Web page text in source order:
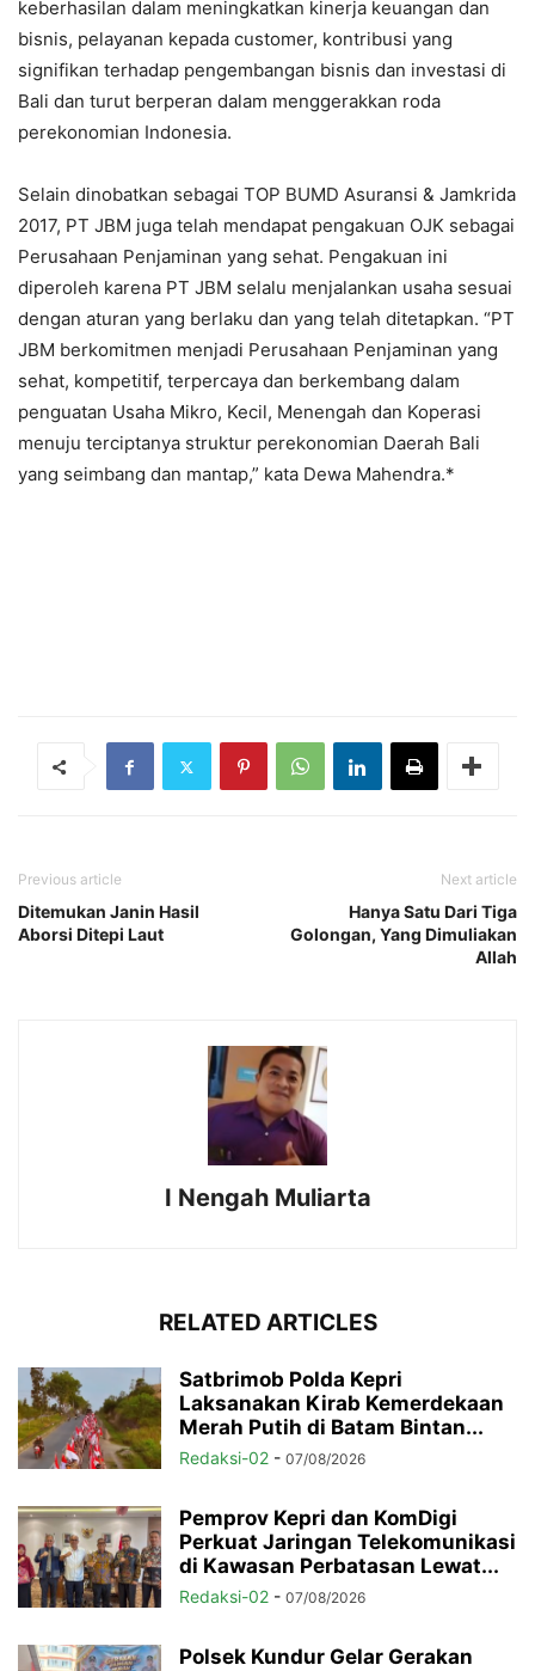
keberhasilan dalam meningkatkan kinerja keuangan dan
bisnis, pelayanan kepada customer, kontribusi yang
signifikan terhadap pengembangan bisnis dan investasi di
Bali dan turut berperan dalam menggerakkan roda
perekonomian Indonesia.
Selain dinobatkan sebagai TOP BUMD Asuransi & Jamkrida
2017, PT JBM juga telah mendapat pengakuan OJK sebagai
Perusahaan Penjaminan yang sehat. Pengakuan ini
diperoleh karena PT JBM selalu menjalankan usaha sesuai
dengan aturan yang berlaku dan yang telah ditetapkan. “PT
JBM berkomitmen menjadi Perusahaan Penjaminan yang
sehat, kompetitif, terpercaya dan berkembang dalam
penguatan Usaha Mikro, Kecil, Menengah dan Koperasi
menuju terciptanya struktur perekonomian Daerah Bali
yang seimbang dan mantap,” kata Dewa Mahendra.*
Previous article
Ditemukan Janin Hasil
Aborsi Ditepi Laut
Next article
Hanya Satu Dari Tiga
Golongan, Yang Dimuliakan
Allah
I Nengah Muliarta
RELATED ARTICLES
Satbrimob Polda Kepri
Laksanakan Kirab Kemerdekaan
Merah Putih di Batam Bintan...
Redaksi-02 - 07/08/2026
Pemprov Kepri dan KomDigi
Perkuat Jaringan Telekomunikasi
di Kawasan Perbatasan Lewat...
Redaksi-02 - 07/08/2026
Polsek Kundur Gelar Gerakan